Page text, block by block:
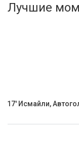
Активировать
Лучшие
17' Исмайли,